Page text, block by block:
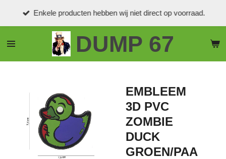
de
DUMP 67
Enkele producten hebben wij niet direct op voorraad.
EMBLEEM
3D PVC
ZOMBIE
DUCK
GROEN/PAA